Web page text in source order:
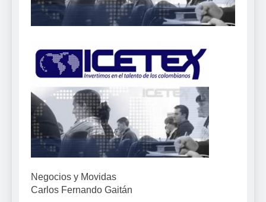
Negocios y Movidas
Carlos Fernando Gaitán